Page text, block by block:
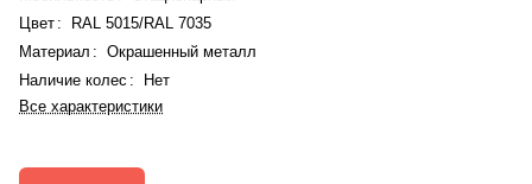
Цвет :
RAL 5015/RAL 7035
Материал : Окрашенный металл
Наличие колес :
Нет
Все характеристики